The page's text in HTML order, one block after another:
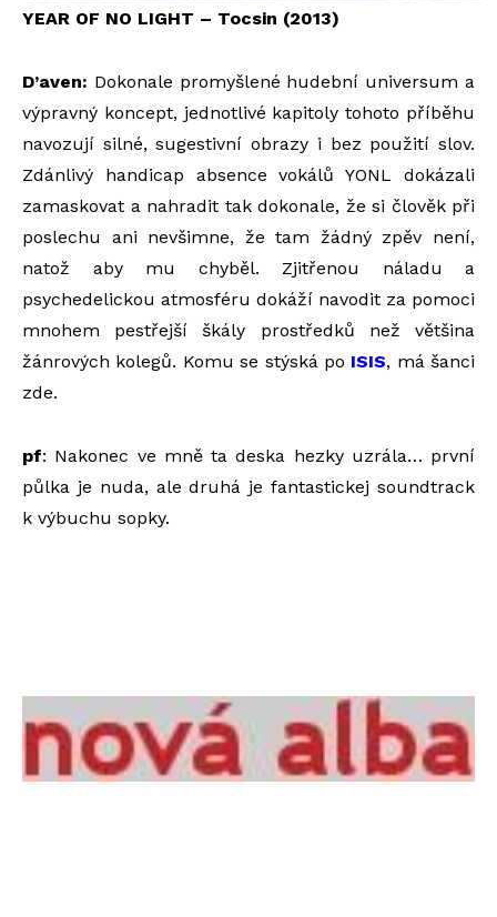
YEAR OF NO LIGHT – Tocsin (2013)
D’aven: Dokonale promyšlené hudební universum a
výpravný koncept, jednotlivé kapitoly tohoto příběhu
navozují silné, sugestivní obrazy i bez použití slov.
Zdánlivý handicap absence vokálů YONL dokázali
zamaskovat a nahradit tak dokonale, že si člověk při
poslechu ani nevšimne, že tam žádný zpěv není,
natož aby mu chyběl. Zjitřenou náladu a
psychedelickou atmosféru dokáží navodit za pomoci
mnohem pestřejší škály prostředků než většina
žánrových kolegů. Komu se stýská po ISIS, má šanci
zde.
pf: Nakonec ve mně ta deska hezky uzrála… první
půlka je nuda, ale druhá je fantastickej soundtrack
k výbuchu sopky.